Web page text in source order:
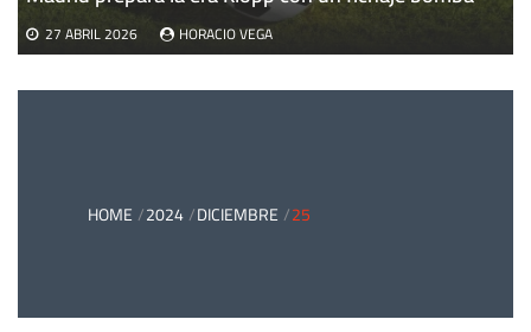
27 ABRIL 2026 HORACIO VEGA
HOME 2024 DICIEMBRE 25